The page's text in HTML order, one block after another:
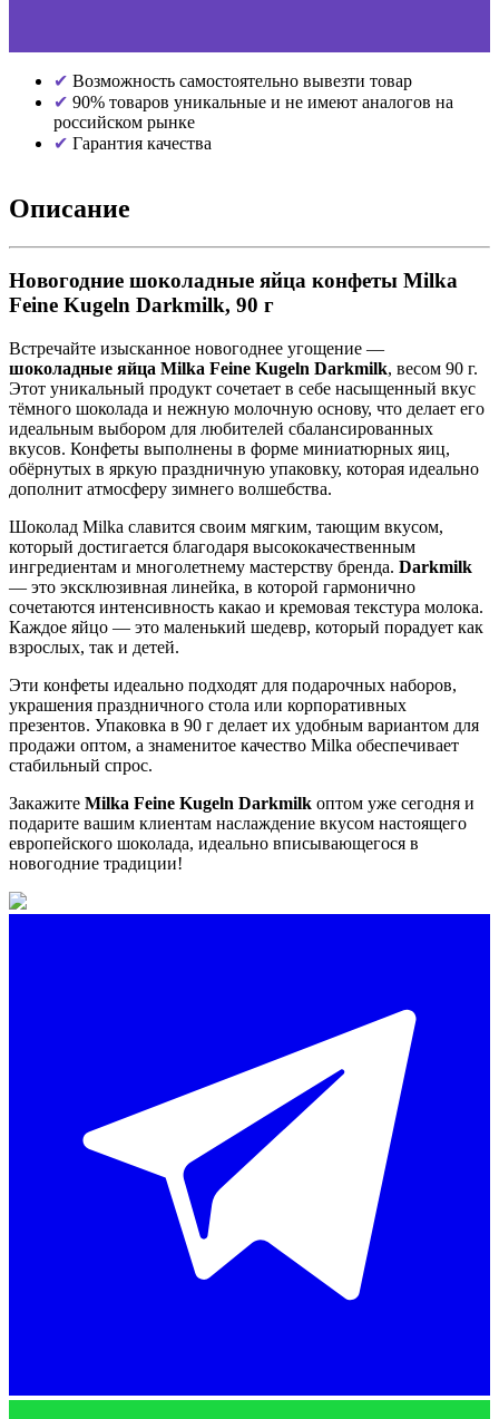
Возможность самостоятельно вывезти товар
90% товаров уникальные и не имеют аналогов на
российском рынке
Гарантия качества
Описание
Новогодние шоколадные яйца конфеты Milka
Feine Kugeln Darkmilk, 90 г
Встречайте изысканное новогоднее угощение —
шоколадные яйца Milka Feine Kugeln Darkmilk, весом 90 г.
Этот уникальный продукт сочетает в себе насыщенный вкус
тёмного шоколада и нежную молочную основу, что делает его
идеальным выбором для любителей сбалансированных
вкусов. Конфеты выполнены в форме миниатюрных яиц,
обёрнутых в яркую праздничную упаковку, которая идеально
дополнит атмосферу зимнего волшебства.
Шоколад Milka славится своим мягким, тающим вкусом,
который достигается благодаря высококачественным
ингредиентам и многолетнему мастерству бренда. Darkmilk
— это эксклюзивная линейка, в которой гармонично
сочетаются интенсивность какао и кремовая текстура молока.
Каждое яйцо — это маленький шедевр, который порадует как
взрослых, так и детей.
Эти конфеты идеально подходят для подарочных наборов,
украшения праздничного стола или корпоративных
презентов. Упаковка в 90 г делает их удобным вариантом для
продажи оптом, а знаменитое качество Milka обеспечивает
стабильный спрос.
Закажите Milka Feine Kugeln Darkmilk оптом уже сегодня и
подарите вашим клиентам наслаждение вкусом настоящего
европейского шоколада, идеально вписывающегося в
новогодние традиции!